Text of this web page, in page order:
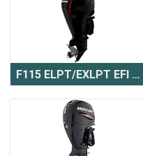
F115 ELPT/EXLPT EFI Pro XS